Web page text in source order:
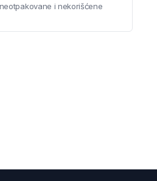
i nekorišćene